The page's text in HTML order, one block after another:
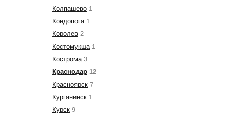
Колпашево 1
Кондопога 1
Королев 2
Костомукша 1
Кострома 3
Краснодар 12
Красноярск 7
Курганинск 1
Курск 9